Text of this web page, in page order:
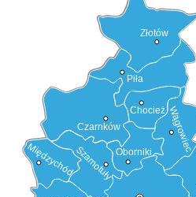
MiędzychódSzamotułyOborniki Wągrowiec
Czarnków
Piła
Chocież
Złotów